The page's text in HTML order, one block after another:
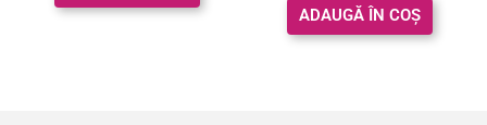
ADAUGĂ ÎN COȘ